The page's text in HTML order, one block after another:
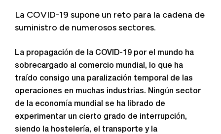
La COVID-19 supone un reto para la cadena de
suministro de numerosos sectores.
La propagación de la COVID-19 por el mundo ha
sobrecargado al comercio mundial, lo que ha
traído consigo una paralización temporal de las
operaciones en muchas industrias. Ningún sector
de la economía mundial se ha librado de
experimentar un cierto grado de interrupción,
siendo la hostelería, el transporte y la